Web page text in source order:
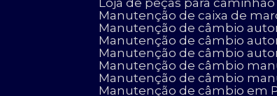
Loja de peças para
Manutenção de caixa de
Manutenção de câmbio
Manutenção de câmbio
Manutenção de câmbio
Manutenção de câmbio
Manutenção de câmbio
Manutenção de câmbio em